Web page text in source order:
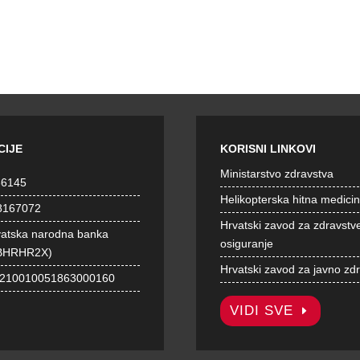
narodna banka
KORISNI LINKOVI
Ministarstvo zdravstva
Helikopterska hitna
Hrvatski zavod za
osiguranje
Hrvatski zavod za javno
VIDI SVE